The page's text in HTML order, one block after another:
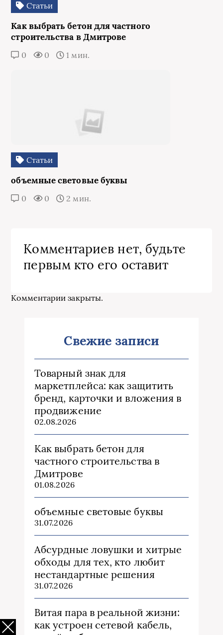
Статьи
Как выбрать бетон для частного
строительства в Дмитрове
0 0 1 мин.
Статьи
объемные световые буквы
0 0 2 мин.
Комментариев нет, будьте
первым кто его оставит
Комментарии закрыты.
Свежие записи
Товарный знак для
маркетплейса: как защитить
бренд, карточки и вложения в
продвижение
02.08.2026
Как выбрать бетон для
частного строительства в
Дмитрове
01.08.2026
объемные световые буквы
31.07.2026
Абсурдные ловушки и хитрые
обходы для тех, кто любит
нестандартные решения
31.07.2026
Витая пара в реальной жизни:
как устроен сетевой кабель,